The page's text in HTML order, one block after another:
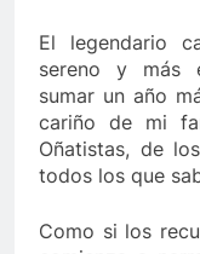
El legendario
sereno y más
sumar un año
cariño de mi
Oñatistas, de
todos los que
Como si los